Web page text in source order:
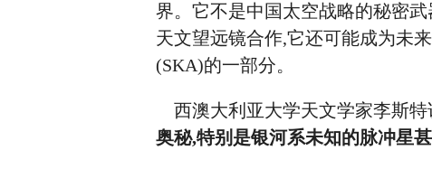
界。它不是中国太空战略的秘密
天文望远镜合作,它还可能成为未
(SKA)的一部分。
西澳大利亚大学天文学家李斯特
奥秘,特别是银河系未知的脉冲星